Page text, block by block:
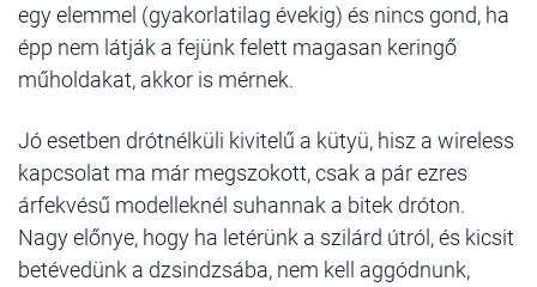
egy elemmel (gyakorlatilag évekig) és nincs gond, ha
épp nem látják a fejünk felett magasan keringő
műholdakat, akkor is mérnek.
Jó esetben drótnélküli kivitelű a kütyü, hisz a wireless
kapcsolat ma már megszokott, csak a pár ezres
árfekvésű modelleknél suhannak a bitek dróton.
Nagy előnye, hogy ha letérünk a szilárd útról, és kicsit
betévedünk a dzsindzsába, nem kell aggódnunk,